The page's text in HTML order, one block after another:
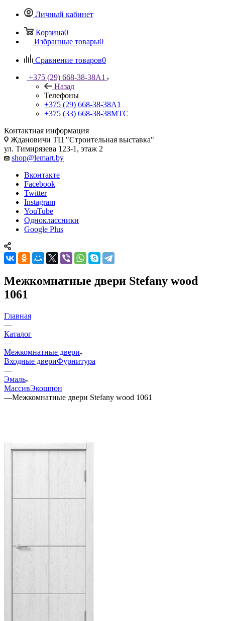
Личный кабинет
Корзина0
Избранные товары0
Сравнение товаров0
+375 (29) 668-38-38A1
Назад
Телефоны
+375 (29) 668-38-38A1
+375 (33) 668-38-38МТС
Контактная информация
Ждановичи ТЦ "Строительная выставка"
ул. Тимирязева 123-1, этаж 2
shop@lemart.by
Вконтакте
Facebook
Twitter
Instagram
YouTube
Одноклассники
Google Plus
Межкомнатные двери Stefany wood
1061
Главная
—
Каталог
—
Межкомнатные двери
Входные двериФурнитура
—
Эмаль
МассивЭкошпон
—Межкомнатные двери Stefany wood 1061